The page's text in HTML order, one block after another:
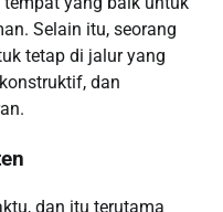
Selain itu, seorang
tetap di jalur yang
dan
dan itu terutama